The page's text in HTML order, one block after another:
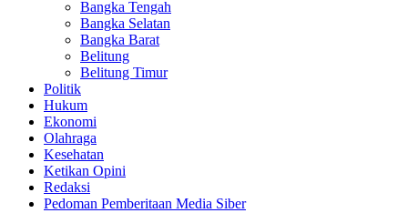
Bangka Tengah
Bangka Selatan
Bangka Barat
Belitung
Belitung Timur
Politik
Hukum
Ekonomi
Olahraga
Kesehatan
Ketikan Opini
Redaksi
Pedoman Pemberitaan Media Siber